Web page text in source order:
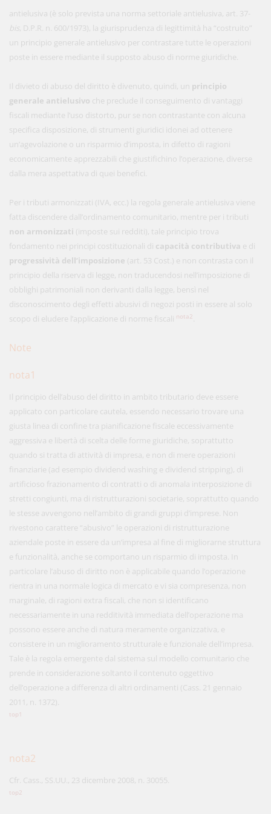
antielusiva (è solo prevista una norma settoriale antielusiva, art. 37-
bis, D.P.R. n. 600/1973), la giurisprudenza di legittimità ha “costruito”
un principio generale antielusivo per contrastare tutte le operazioni
poste in essere mediante il supposto abuso di norme giuridiche.
Il divieto di abuso del diritto è divenuto, quindi, un principio
generale antielusivo che preclude il conseguimento di vantaggi
fiscali mediante l’uso distorto, pur se non contrastante con alcuna
specifica disposizione, di strumenti giuridici idonei ad ottenere
un’agevolazione o un risparmio d’imposta, in difetto di ragioni
economicamente apprezzabili che giustifichino l’operazione, diverse
dalla mera aspettativa di quei benefici.
Per i tributi armonizzati (IVA, ecc.) la regola generale antielusiva viene
fatta discendere dall’ordinamento comunitario, mentre per i tributi
non armonizzati (imposte sui redditi), tale principio trova
fondamento nei principi costituzionali di capacità contributiva e di
progressività dell’imposizione (art. 53 Cost.) e non contrasta con il
principio della riserva di legge, non traducendosi nell’imposizione di
obblighi patrimoniali non derivanti dalla legge, bensì nel
disconoscimento degli effetti abusivi di negozi posti in essere al solo
scopo di eludere l’applicazione di norme fiscali nota2
Note
nota1
Il principio dell’abuso del diritto in ambito tributario deve essere
applicato con particolare cautela, essendo necessario trovare una
giusta linea di confine tra pianificazione fiscale eccessivamente
aggressiva e libertà di scelta delle forme giuridiche, soprattutto
quando si tratta di attività di impresa, e non di mere operazioni
finanziarie (ad esempio dividend washing e dividend stripping), di
artificioso frazionamento di contratti o di anomala interposizione di
stretti congiunti, ma di ristrutturazioni societarie, soprattutto quando
le stesse avvengono nell’ambito di grandi gruppi d’imprese. Non
rivestono carattere “abusivo” le operazioni di ristrutturazione
aziendale poste in essere da un’impresa al fine di migliorarne struttura
e funzionalità, anche se comportano un risparmio di imposta. In
particolare l’abuso di diritto non è applicabile quando l’operazione
rientra in una normale logica di mercato e vi sia compresenza, non
marginale, di ragioni extra fiscali, che non si identificano
necessariamente in una redditività immediata dell’operazione ma
possono essere anche di natura meramente organizzativa, e
consistere in un miglioramento strutturale e funzionale dell’impresa.
Tale è la regola emergente dal sistema sul modello comunitario che
prende in considerazione soltanto il contenuto oggettivo
dell’operazione a differenza di altri ordinamenti (Cass. 21 gennaio
2011, n. 1372).
top1
nota2
Cfr. Cass., SS.UU., 23 dicembre 2008, n. 30055.
top2